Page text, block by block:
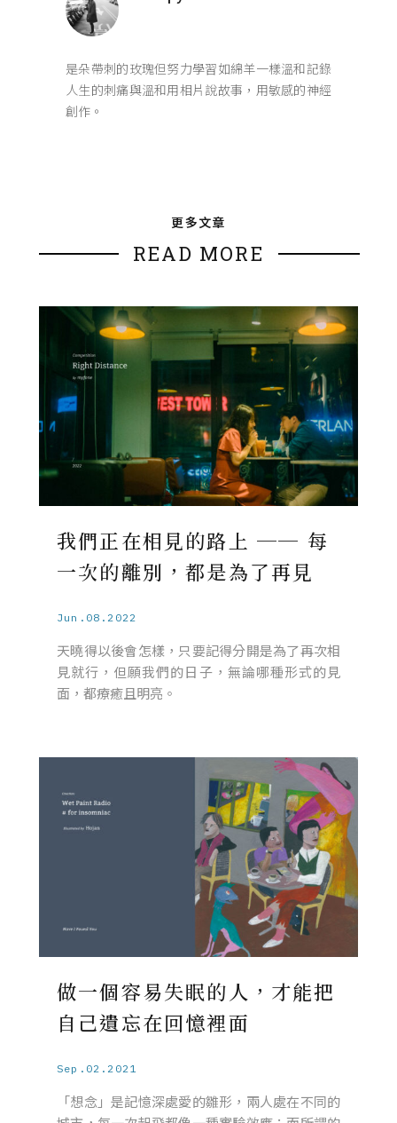
是朵帶刺的玫瑰但努力學習如綿羊一樣溫和記錄
人生的刺痛與溫和用相片說故事，用敏感的神經
創作。
更多文章
READ MORE
我們正在相見的路上 ── 每
一次的離別，都是為了再見
Jun.08.2022
天曉得以後會怎樣，只要記得分開是為了再次相
見就行，但願我們的日子，無論哪種形式的見
面，都療癒且明亮。
做一個容易失眠的人，才能把
自己遺忘在回憶裡面
Sep.02.2021
「想念」是記憶深處愛的雛形，兩人處在不同的